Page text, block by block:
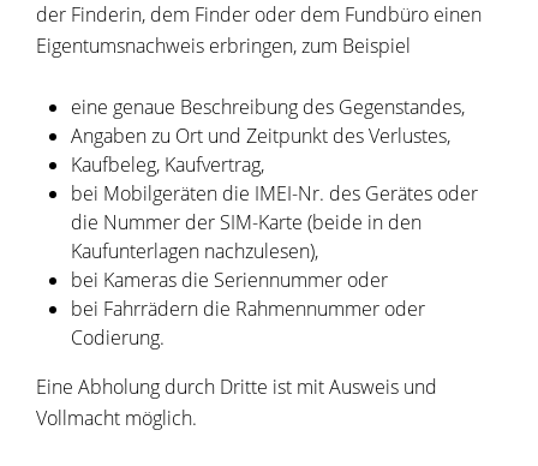
der Finderin, dem Finder oder dem Fundbüro einen
Eigentumsnachweis erbringen, zum Beispiel
eine genaue Beschreibung des Gegenstandes,
Angaben zu Ort und Zeitpunkt des Verlustes,
Kaufbeleg, Kaufvertrag,
bei Mobilgeräten die IMEI-Nr. des Gerätes oder
die Nummer der SIM-Karte (beide in den
Kaufunterlagen nachzulesen),
bei Kameras die Seriennummer oder
bei Fahrrädern die Rahmennummer oder
Codierung.
Eine Abholung durch Dritte ist mit Ausweis und
Vollmacht möglich.